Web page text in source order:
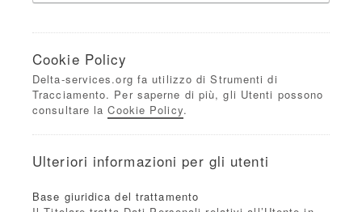
Cookie Policy
Delta-services.org fa utilizzo di Strumenti di
Tracciamento. Per saperne di più, gli Utenti possono
consultare laCookie Policy.
Ulteriori informazioni per gli utenti
Base giuridica del trattamento